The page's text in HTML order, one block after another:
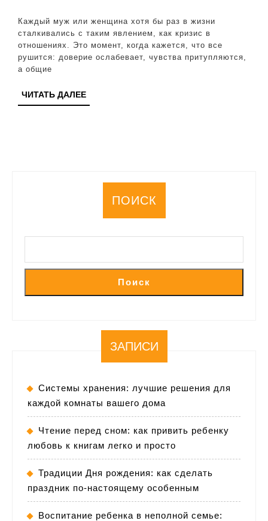
Каждый муж или женщина хотя бы раз в жизни
сталкивались с таким явлением, как кризис в
отношениях. Это момент, когда кажется, что все
рушится: доверие ослабевает, чувства притупляются,
а общие
ЧИТАТЬ ДАЛЕЕЧИТАТЬ
ДАЛЕЕ
ПОИСК
Поиск
ЗАПИСИ
Системы хранения: лучшие решения для
каждой комнаты вашего дома
Чтение перед сном: как привить ребенку
любовь к книгам легко и просто
Традиции Дня рождения: как сделать
праздник по-настоящему особенным
Воспитание ребенка в неполной семье: